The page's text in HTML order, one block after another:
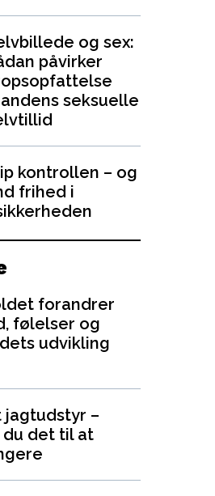
og sex:
påvirker
seksuelle
kontrollen – og
frihed i
forandrer
følelser og
udvikling
jagtudstyr –
du det til at